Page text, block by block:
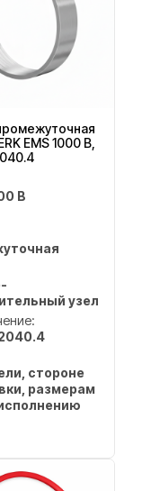
EMS 1000 B,
B
узел
стороне
размерам